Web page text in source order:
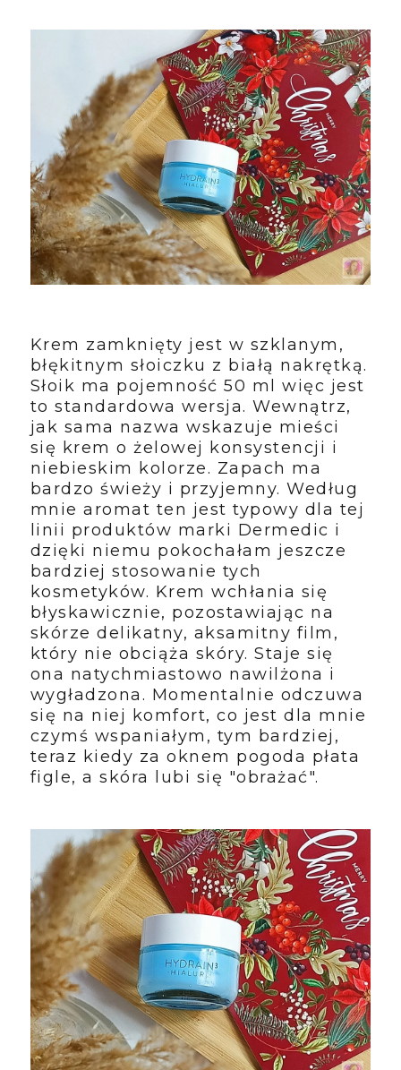
Krem zamknięty jest w szklanym,
błękitnym słoiczku z białą nakrętką.
Słoik ma pojemność 50 ml więc jest
to standardowa wersja. Wewnątrz,
jak sama nazwa wskazuje mieści
się krem o żelowej konsystencji i
niebieskim kolorze. Zapach ma
bardzo świeży i przyjemny. Według
mnie aromat ten jest typowy dla tej
linii produktów marki Dermedic i
dzięki niemu pokochałam jeszcze
bardziej stosowanie tych
kosmetyków. Krem wchłania się
błyskawicznie, pozostawiając na
skórze delikatny, aksamitny film,
który nie obciąża skóry. Staje się
ona natychmiastowo nawilżona i
wygładzona. Momentalnie odczuwa
się na niej komfort, co jest dla mnie
czymś wspaniałym, tym bardziej,
teraz kiedy za oknem pogoda płata
figle, a skóra lubi się "obrażać".